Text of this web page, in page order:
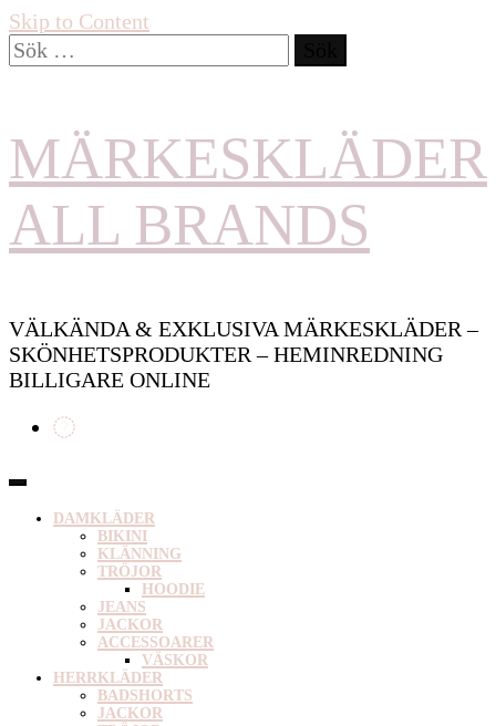
Skip to Content
Sök
efter:
MÄRKESKLÄDER
ALL BRANDS
VÄLKÄNDA & EXKLUSIVA MÄRKESKLÄDER –
SKÖNHETSPRODUKTER – HEMINREDNING
BILLIGARE ONLINE
DAMKLÄDER
BIKINI
KLÄNNING
TRÖJOR
HOODIE
JEANS
JACKOR
ACCESSOARER
VÄSKOR
HERRKLÄDER
BADSHORTS
JACKOR